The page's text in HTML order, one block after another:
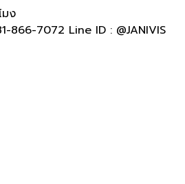
มง
866-7072 Line ID : @JANIVIS